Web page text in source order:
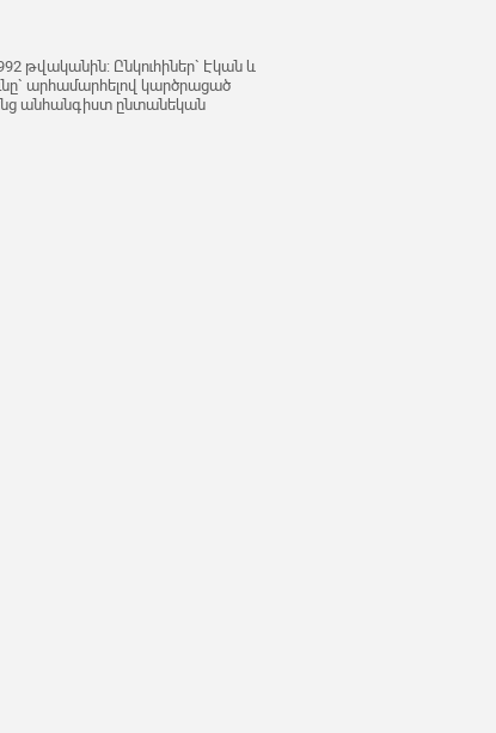
թվականին: Ընկուհիներ` Էկան և
արհամարհելով կարծրացած
անհանգիստ ընտանեկան